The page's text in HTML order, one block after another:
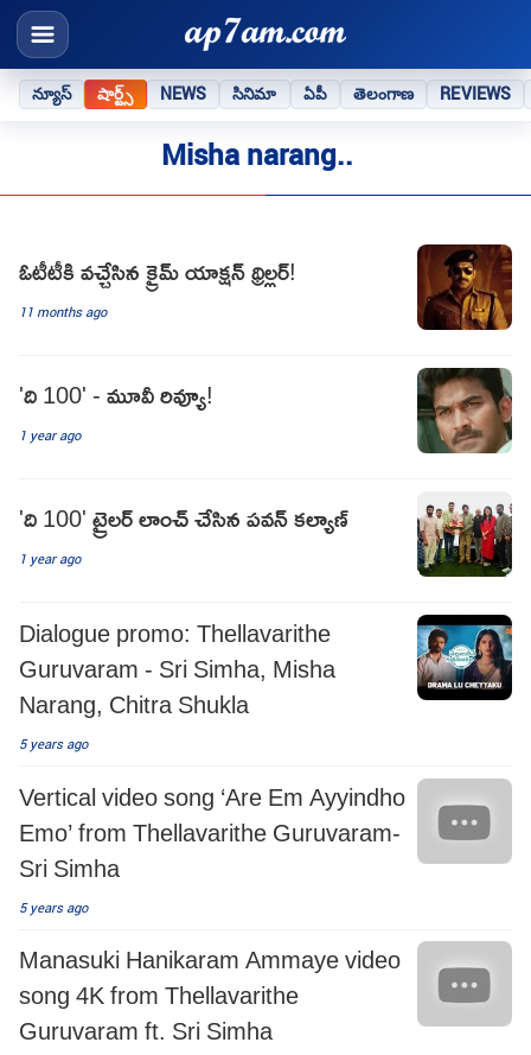
న్యూస్ షార్ట్స్ NEWS సినిమా ఏపీ తెలంగాణ REVIEWS
Misha narang..
ఓటీటీకి వచ్చేసిన క్రైమ్ యాక్షన్ థ్రిల్లర్!
11 months ago
'ది 100' - మూవీ రివ్యూ!
1 year ago
'ది 100' ట్రైలర్ లాంచ్ చేసిన పవన్ కల్యాణ్
1 year ago
Dialogue promo: Thellavarithe
Guruvaram - Sri Simha, Misha
Narang, Chitra Shukla
5 years ago
Vertical video song ‘Are Em Ayyindho
Emo’ from Thellavarithe Guruvaram-
Sri Simha
5 years ago
Manasuki Hanikaram Ammaye video
song 4K from Thellavarithe
Guruvaram ft. Sri Simha